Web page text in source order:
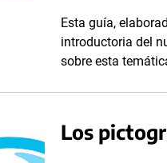
Esta guía,
introductoria del
sobre esta
Los